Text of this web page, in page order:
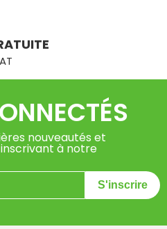
nouveautés et
à notre
S'inscrire